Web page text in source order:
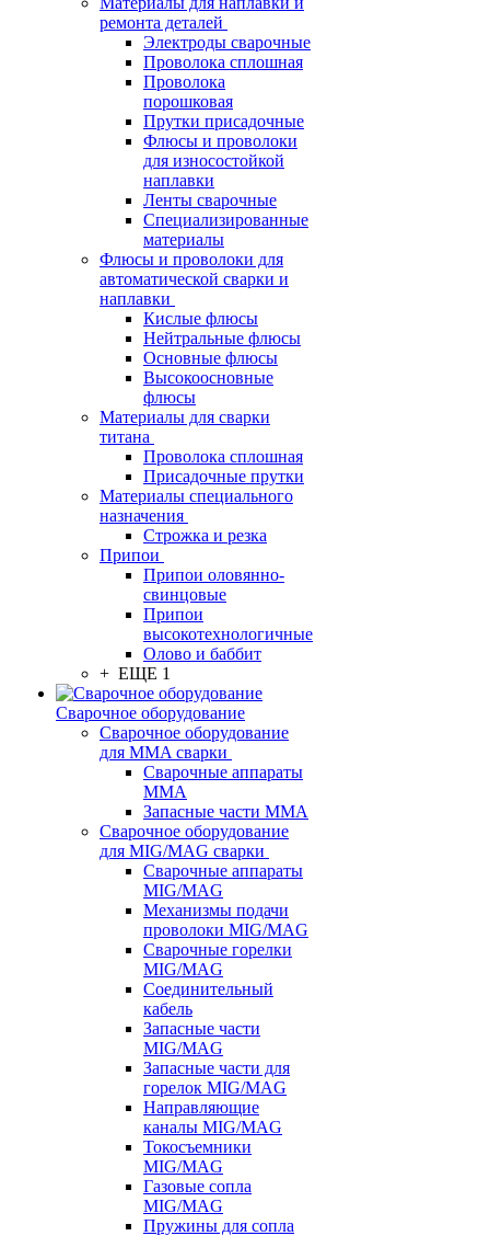
ремонта деталей
Электроды сварочные
Проволока сплошная
Проволока
порошковая
Прутки присадочные
Флюсы и проволоки
для износостойкой
наплавки
Ленты сварочные
Специализированные
материалы
Флюсы и проволоки для
автоматической сварки и
наплавки
Кислые флюсы
Нейтральные флюсы
Основные флюсы
Высокоосновные
флюсы
Материалы для сварки
титана
Проволока сплошная
Присадочные прутки
Материалы специального
назначения
Строжка и резка
Припои
Припои оловянно-
свинцовые
Припои
высокотехнологичные
Олово и баббит
+ ЕЩЕ 1
Сварочное оборудование
Сварочное оборудование
для MMA сварки
Сварочные аппараты
MMA
Запасные части MMA
Сварочное оборудование
для MIG/MAG сварки
Сварочные аппараты
MIG/MAG
Механизмы подачи
проволоки MIG/MAG
Сварочные горелки
MIG/MAG
Соединительный
кабель
Запасные части
MIG/MAG
Запасные части для
горелок MIG/MAG
Направляющие
каналы MIG/MAG
Токосъемники
MIG/MAG
Газовые сопла
MIG/MAG
Пружины для сопла